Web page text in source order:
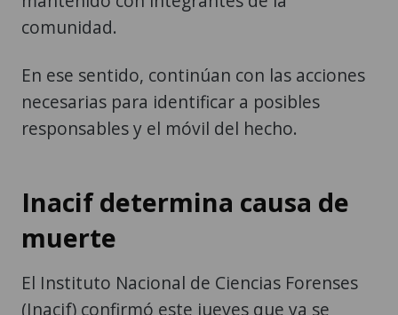
comunidad.
En ese sentido, continúan con las acciones
necesarias para identificar a posibles
responsables y el móvil del hecho.
Inacif determina causa de
muerte
El Instituto Nacional de Ciencias Forenses
(Inacif) confirmó este jueves que ya se